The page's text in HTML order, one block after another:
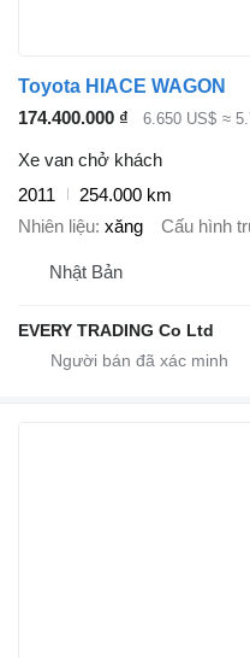
Toyota HIACE WAGON
174.400.000 ₫
6.650 US$ ≈
Xe van chở khách
2011
254.000 km
Nhiên liệu xăng Cấu hình
Nhật Bản
EVERY TRADING Co Ltd